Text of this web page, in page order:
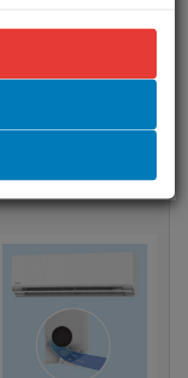
kako biste
prije nego
ste kod kuće
voljenima.